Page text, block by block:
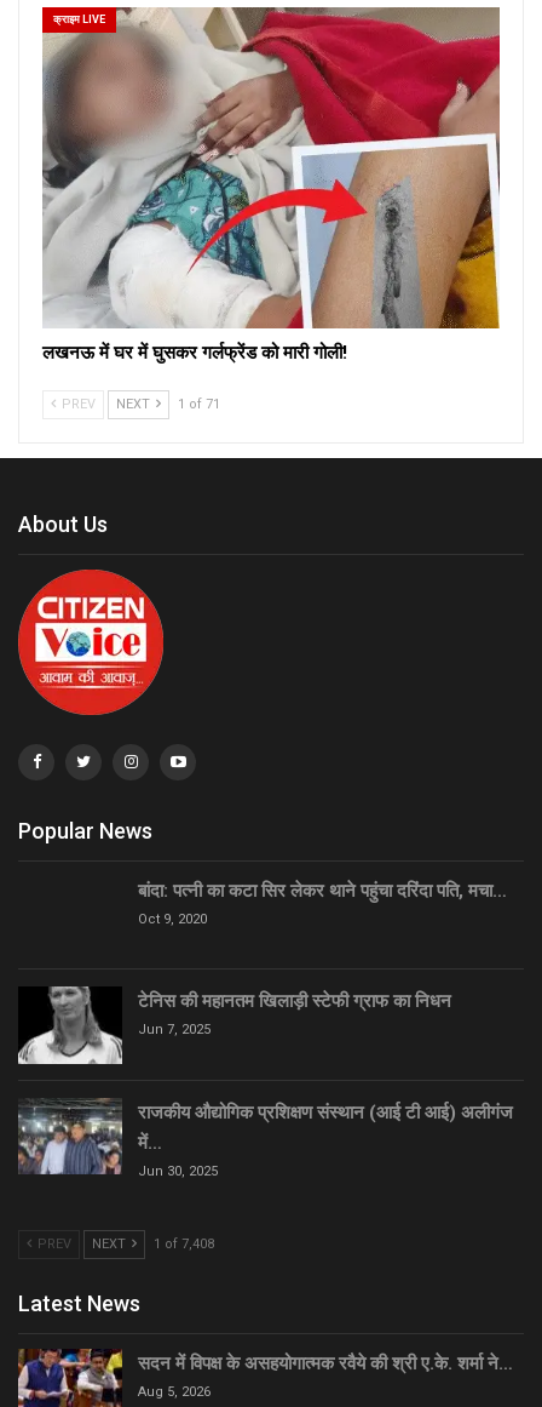
क्राइम LIVE
लखनऊ में घर में घुसकर गर्लफ्रेंड को मारी गोली!
PREV NEXT 1 of 71
About Us
Popular News
बांदा: पत्नी का कटा सिर लेकर थाने पहुंचा दरिंदा पति, मचा…
Oct 9, 2020
टेनिस की महानतम खिलाड़ी स्टेफी ग्राफ का निधन
Jun 7, 2025
राजकीय औद्योगिक प्रशिक्षण संस्थान (आई टी आई) अलीगंज
में…
Jun 30, 2025
PREV NEXT 1 of 7,408
Latest News
सदन में विपक्ष के असहयोगात्मक रवैये की श्री ए.के. शर्मा ने…
Aug 5, 2026